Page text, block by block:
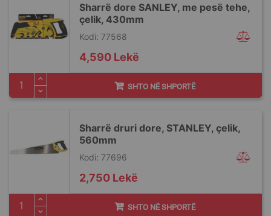
Sharrë dore SANLEY, me pesë tehe,
çelik, 430mm
Kodi: 77568
4,590 Lekë
SHTO NË SHPORTË
Sharrë druri dore, STANLEY, çelik,
560mm
Kodi: 77696
2,750 Lekë
SHTO NË SHPORTË